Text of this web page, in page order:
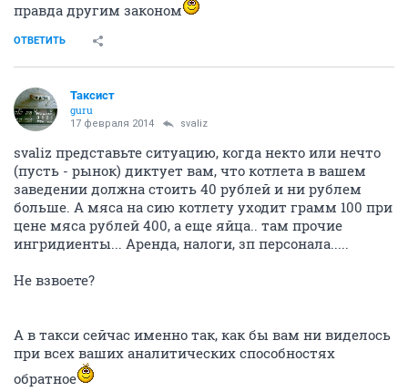
правда другим законом
ОТВЕТИТЬ
Таксист
guru
17 февраля 2014 svaliz
svaliz представьте ситуацию, когда некто или нечто
(пусть - рынок) диктует вам, что котлета в вашем
заведении должна стоить 40 рублей и ни рублем
больше. А мяса на сию котлету уходит грамм 100 при
цене мяса рублей 400, а еще яйца.. там прочие
ингридиенты... Аренда, налоги, зп персонала.....
Не взвоете?
А в такси сейчас именно так, как бы вам ни виделось
при всех ваших аналитических способностях
обратное